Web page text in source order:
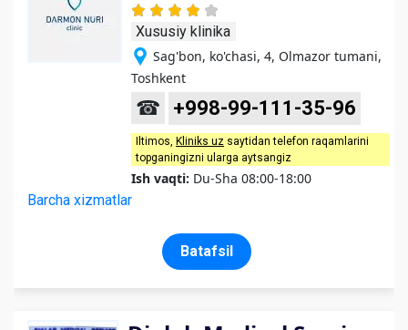
Xususiy klinika
Sag'bon, ko'chasi, 4, Olmazor tumani,
Toshkent
☎ +998-99-111-35-96
Iltimos, Kliniks uz saytidan telefon raqamlarini
topganingizni ularga aytsangiz
Ish vaqti: Du-Sha 08:00-18:00
Barcha xizmatlar
Batafsil